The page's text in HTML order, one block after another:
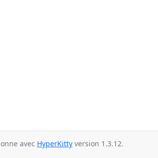
avec HyperKitty version 1.3.12.